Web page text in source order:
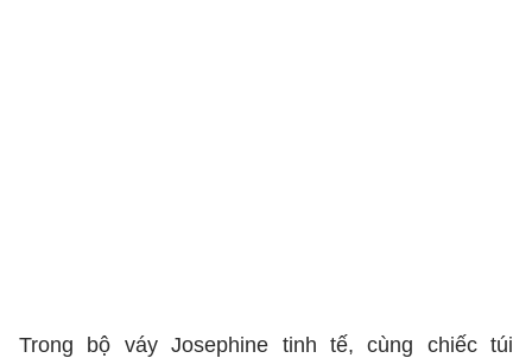
Trong bộ váy Josephine tinh tế, cùng chiếc túi